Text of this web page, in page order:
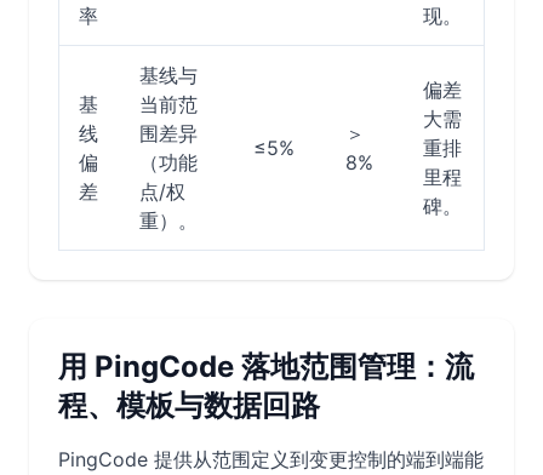
率
现。
基
线
偏
差
基线与
当前范
围差异
（功能
点/权
重）。
≤5%
＞
8%
偏差
大需
重排
里程
碑。
用 PingCode 落地范围管理：流
程、模板与数据回路
PingCode 提供从范围定义到变更控制的端到端能